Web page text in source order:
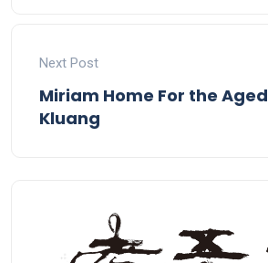
Next Post
Miriam Home For the Aged
Kluang